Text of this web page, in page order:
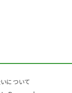
について